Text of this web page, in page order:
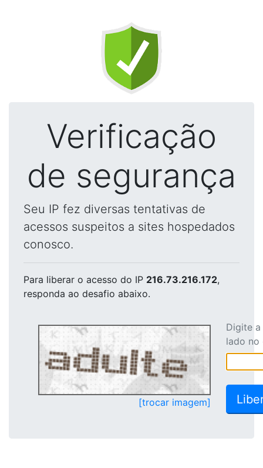
Verificação
de segurança
Seu IP fez diversas tentativas de
acessos suspeitos a sites hospedados
conosco.
Para liberar o acesso do IP 216.73.216.172,
responda ao desafio abaixo.
[trocar imagem]
Digite
lado no